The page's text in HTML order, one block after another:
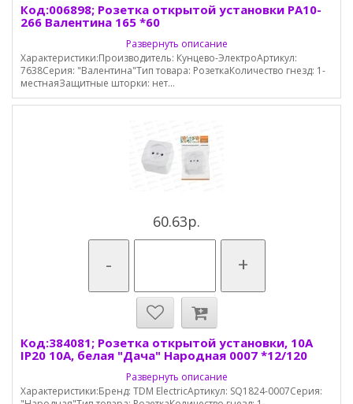
Код:006898; Розетка открытой установки РА10-
266 Валентина 165 *60
Развернуть описание
Характеристики:Производитель: Кунцево-ЭлектроАртикул:
7638Серия: "Валентина"Тип товара: РозеткаКоличество гнезд: 1-
местнаяЗащитные шторки: нет...
60.63р.
- +
Код:384081; Розетка открытой установки, 10А
IP20 10А, белая "Дача" Народная 0007 *12/120
Развернуть описание
Характеристики:Бренд: TDM ElectricАртикул: SQ1824-0007Серия: